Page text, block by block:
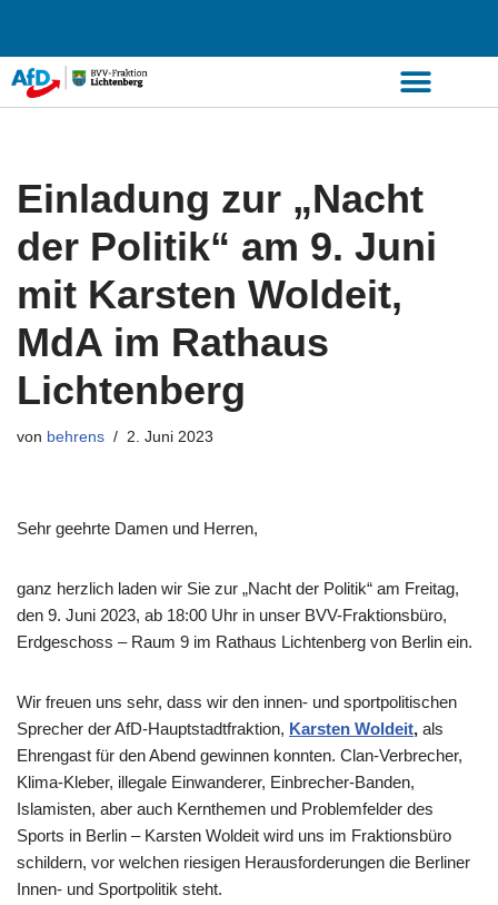
Zum
Inhalt
springen
Einladung zur „Nacht
der Politik“ am 9. Juni
mit Karsten Woldeit,
MdA im Rathaus
Lichtenberg
von behrens 2. Juni 2023
Sehr geehrte Damen und Herren,
ganz herzlich laden wir Sie zur „Nacht der Politik“ am Freitag,
den 9. Juni 2023, ab 18:00 Uhr in unser BVV-Fraktionsbüro,
Erdgeschoss – Raum 9 im Rathaus Lichtenberg von Berlin ein.
Wir freuen uns sehr, dass wir den innen- und sportpolitischen
Sprecher der AfD-Hauptstadtfraktion, Karsten Woldeit, als
Ehrengast für den Abend gewinnen konnten. Clan-Verbrecher,
Klima-Kleber, illegale Einwanderer, Einbrecher-Banden,
Islamisten, aber auch Kernthemen und Problemfelder des
Sports in Berlin – Karsten Woldeit wird uns im Fraktionsbüro
schildern, vor welchen riesigen Herausforderungen die Berliner
Innen- und Sportpolitik steht.